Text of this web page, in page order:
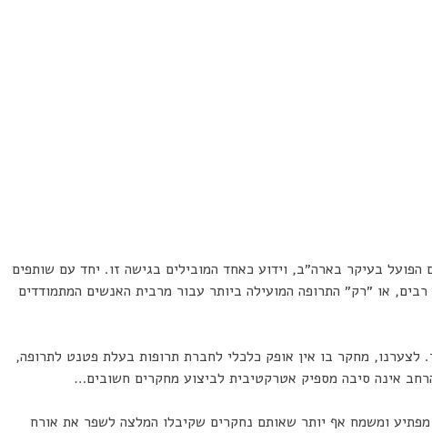
הפועל בעיקר בארה״ב, וידוע כאחד המובילים בגישה זו. יחד עם שותפים
או ״רק״ התרופה המועילה ביותר עבור מרבית האנשים המתמודדים
לצערנו, מחקר בו אין אופק כלכלי לחברת תרופות בעלת פטנט לתרופה,
אינה סיבה מספיק אטרקטיבית לביצוע מחקרים חשובים…
ומשמח אף יותר שאותם נחקרים שקיבלו המלצה לשפר את אורח